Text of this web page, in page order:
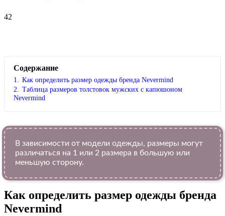
42
Содержание
1. Как определить размер одежды брендa Nevermind
2. Таблица размеров толстовок мужских с капюшоном
Nevermind
В зависимости от модели одежды, размеры могут
различаться на 1 или 2 размера в большую или
меньшую сторону.
Как определить размер одежды брендa
Nevermind